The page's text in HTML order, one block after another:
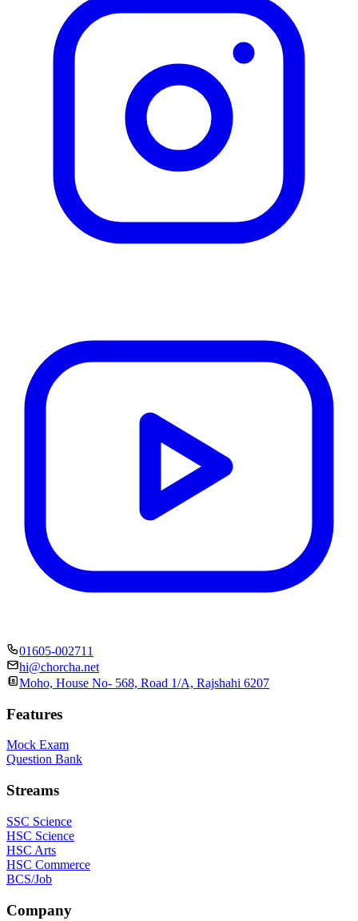
01605-002711
hi@chorcha.net
Moho, House No- 568, Road 1/A, Rajshahi 6207
Features
Mock Exam
Question Bank
Streams
SSC Science
HSC Science
HSC Arts
HSC Commerce
BCS/Job
Company